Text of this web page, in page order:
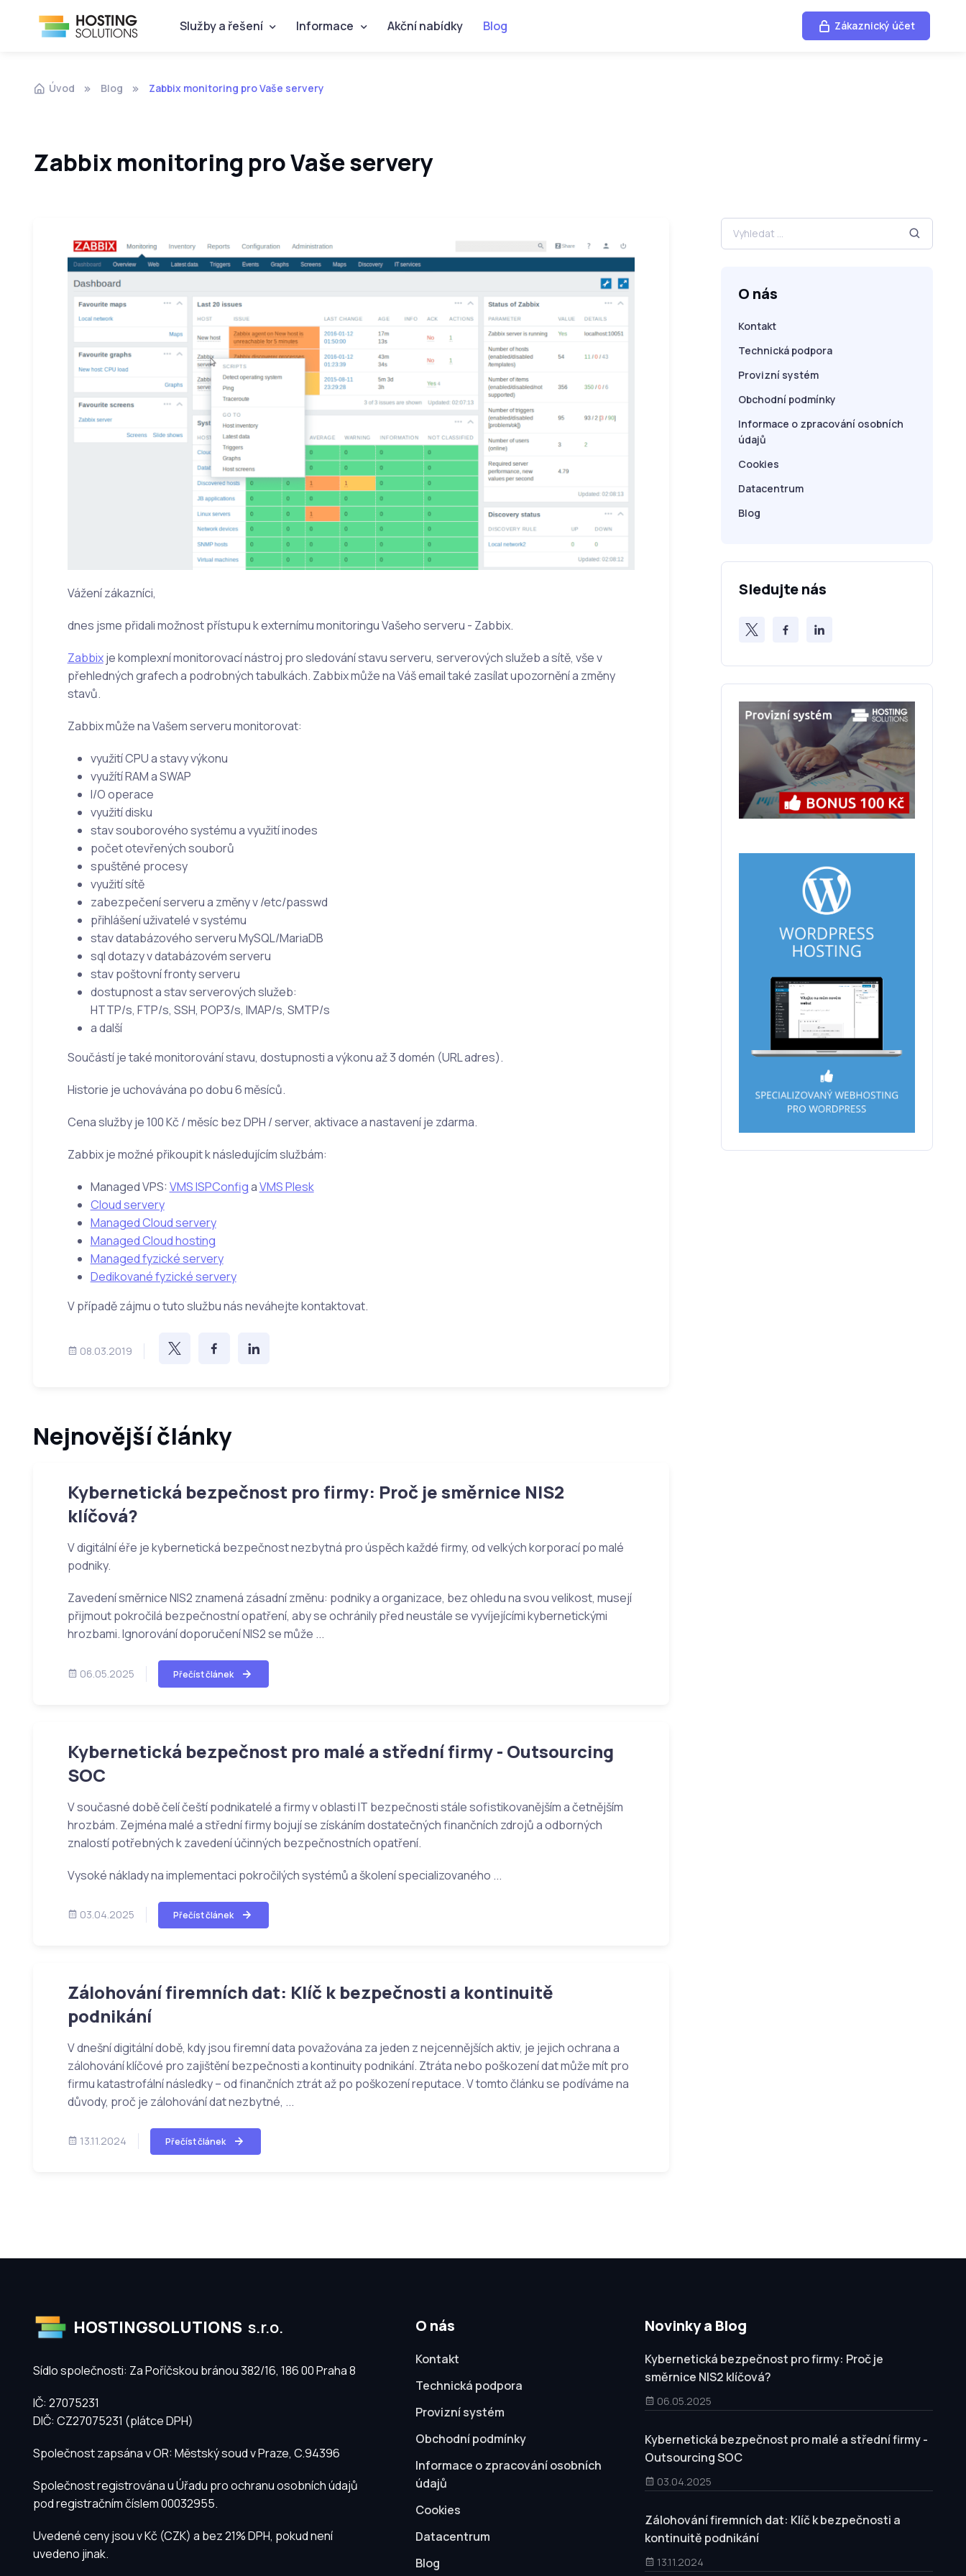
Služby a řešení Informace Akční nabídky Blog Zákaznický účet
Úvod Blog Zabbix monitoring pro Vaše servery
Zabbix monitoring pro Vaše servery
Vážení zákazníci,
dnes jsme přidali možnost přístupu k externímu monitoringu Vašeho serveru - Zabbix.
Zabbixje komplexní monitorovací nástroj pro sledování stavu serveru, serverových služeb a sítě, vše v
přehledných grafech a podrobných tabulkách. Zabbix může na Váš email také zasílat upozornění a změny
stavů.
Zabbix může na Vašem serveru monitorovat:
využití CPU a stavy výkonu
využítí RAM a SWAP
I/O operace
využití disku
stav souborového systému a využití inodes
počet otevřených souborů
spuštěné procesy
využití sítě
zabezpečení serveru a změny v /etc/passwd
přihlášení uživatelé v systému
stav databázového serveru MySQL/MariaDB
sql dotazy v databázovém serveru
stav poštovní fronty serveru
dostupnost a stav serverových služeb:
HTTP/s, FTP/s, SSH, POP3/s, IMAP/s, SMTP/s
a další
Součástí je také monitorování stavu, dostupnosti a výkonu až 3 domén (URL adres).
Historie je uchovávána po dobu 6 měsíců.
Cena služby je 100 Kč / měsíc bez DPH / server, aktivace a nastavení je zdarma.
Zabbix je možné přikoupit k následujícím službám:
Managed VPS:VMS ISPConfigaVMS Plesk
Cloud servery
Managed Cloud servery
Managed Cloud hosting
Managed fyzické servery
Dedikované fyzické servery
V případě zájmu o tuto službu nás neváhejte kontaktovat.
08.03.2019
Nejnovější články
Kybernetická bezpečnost pro firmy: Proč je směrnice NIS2
klíčová?
V digitální éře je kybernetická bezpečnost nezbytná pro úspěch každé firmy, od velkých korporací po malé
podniky.
Zavedení směrnice NIS2 znamená zásadní změnu: podniky a organizace, bez ohledu na svou velikost, musejí
přijmout pokročilá bezpečnostní opatření, aby se ochránily před neustále se vyvíjejícími kybernetickými
hrozbami. Ignorování doporučení NIS2 se může ...
06.05.2025 Přečíst článek
Kybernetická bezpečnost pro malé a střední firmy - Outsourcing
SOC
V současné době čelí čeští podnikatelé a firmy v oblasti IT bezpečnosti stále sofistikovanějším a četnějším
hrozbám. Zejména malé a střední firmy bojují se získáním dostatečných finančních zdrojů a odborných
znalostí potřebných k zavedení účinných bezpečnostních opatření.
Vysoké náklady na implementaci pokročilých systémů a školení specializovaného ...
03.04.2025 Přečíst článek
Zálohování firemních dat: Klíč k bezpečnosti a kontinuitě
podnikání
V dnešní digitální době, kdy jsou firemní data považována za jeden z nejcennějších aktiv, je jejich ochrana a
zálohování klíčové pro zajištění bezpečnosti a kontinuity podnikání. Ztráta nebo poškození dat může mít pro
firmu katastrofální následky – od finančních ztrát až po poškození reputace. V tomto článku se podíváme na
důvody, proč je zálohování dat nezbytné, ...
13.11.2024 Přečíst článek
O nás
Kontakt
Technická podpora
Provizní systém
Obchodní podmínky
Informace o zpracování osobních
údajů
Cookies
Datacentrum
Blog
Sledujte nás
HOSTINGSOLUTIONS s.r.o.
Sídlo společnosti: Za Poříčskou bránou 382/16, 186 00 Praha 8
IČ: 27075231
DIČ: CZ27075231 (plátce DPH)
Společnost zapsána v OR: Městský soud v Praze, C.94396
Společnost registrována u Úřadu pro ochranu osobních údajů
pod registračním číslem 00032955.
Uvedené ceny jsou v Kč (CZK) a bez 21% DPH, pokud není
uvedeno jinak.
O nás
Kontakt
Technická podpora
Provizní systém
Obchodní podmínky
Informace o zpracování osobních
údajů
Cookies
Datacentrum
Blog
Novinky a Blog
Kybernetická bezpečnost pro firmy: Proč je
směrnice NIS2 klíčová?
06.05.2025
Kybernetická bezpečnost pro malé a střední firmy -
Outsourcing SOC
03.04.2025
Zálohování firemních dat: Klíč k bezpečnosti a
kontinuitě podnikání
13.11.2024